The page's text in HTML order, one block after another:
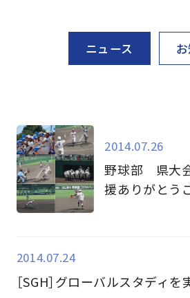
ニュース
2014.07.26
野球部 県大
援ありがとう
2014.07.24
［SGH］グローバルスタディ